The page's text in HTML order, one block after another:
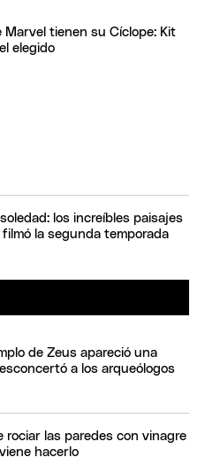
Marvel tienen su Cíclope: Kit
elegido
los increíbles paisajes
la segunda temporada
de Zeus apareció una
a los arqueólogos
rociar las paredes con vinagre
hacerlo